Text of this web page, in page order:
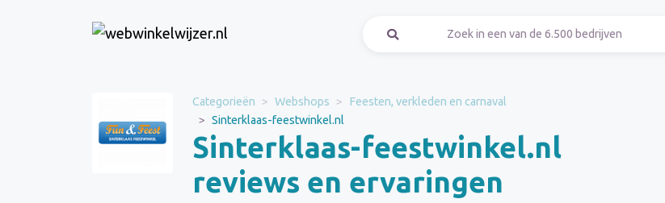
Categorieën Webshops
Feesten, verkleden en carnaval
Sinterklaas-feestwinkel.nl
Sinterklaas-feestwinkel.nl
reviews en ervaringen
Sinterklaas-
feestwinkel.nl
Categorie
Webshops